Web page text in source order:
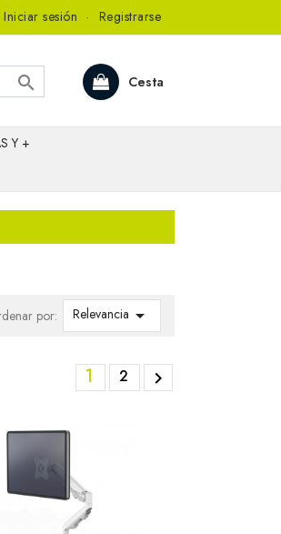
Iniciar sesión · Registrarse
Cesta

Y +
por: Relevancia 
1 2 